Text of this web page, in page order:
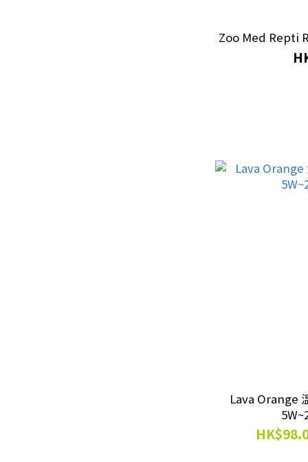
Zoo Med Repti
Lava Orange